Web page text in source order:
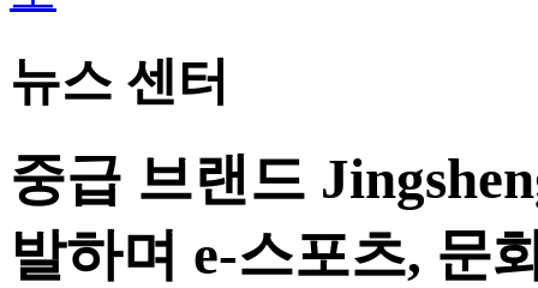
뉴스 센터
중급 브랜드
발하며 e-스포츠, 문